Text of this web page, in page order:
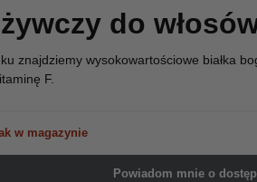
do
znajdziemy wysokowartościowe białka
F.
w magazynie
Powiadom mnie o